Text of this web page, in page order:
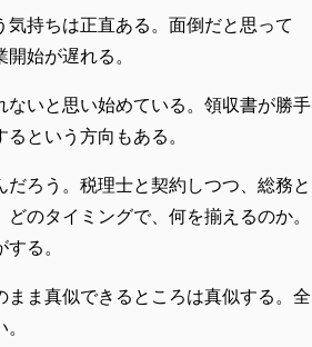
持ちは正直ある。面倒だと思って
始が遅れる。
いと思い始めている。領収書が勝手
という方向もある。
ろう。税理士と契約しつつ、総務と
のタイミングで、何を揃えるのか。
る。
ま真似できるところは真似する。全